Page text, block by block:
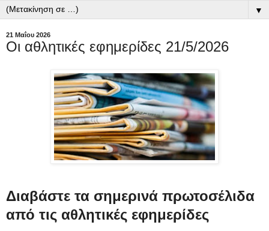
▼
21 Μαΐου 2026
Οι αθλητικές εφημερίδες 21/5/2026
Διαβάστε τα σημερινά πρωτοσέλιδα
από τις αθλητικές εφημερίδες